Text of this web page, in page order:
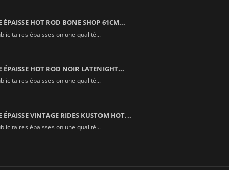
ÉPAISSE HOT ROD BONE SHOP 61CM...
épaisses on une qualité...
ÉPAISSE HOT ROD NOIR LATENIGHT...
épaisses on une qualité...
ÉPAISSE VINTAGE RIDES KUSTOM HOT...
épaisses on une qualité...